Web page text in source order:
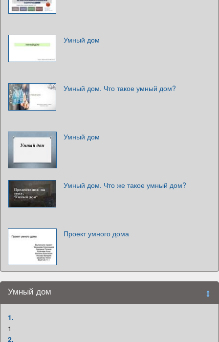
Умный дом
Умный дом. Что такое умный дом?
Умный дом
Умный дом. Что же такое умный дом?
Проект умного дома
Умный дом
1.
1
2.